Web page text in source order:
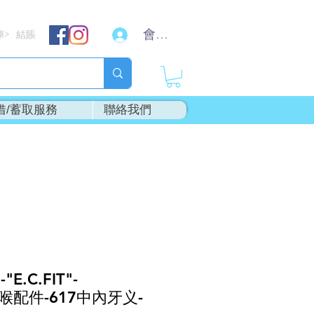
結賬 會員登入
/蓄取服務 聯絡我們
"E.C.FIT"-
配件-617中內牙义-